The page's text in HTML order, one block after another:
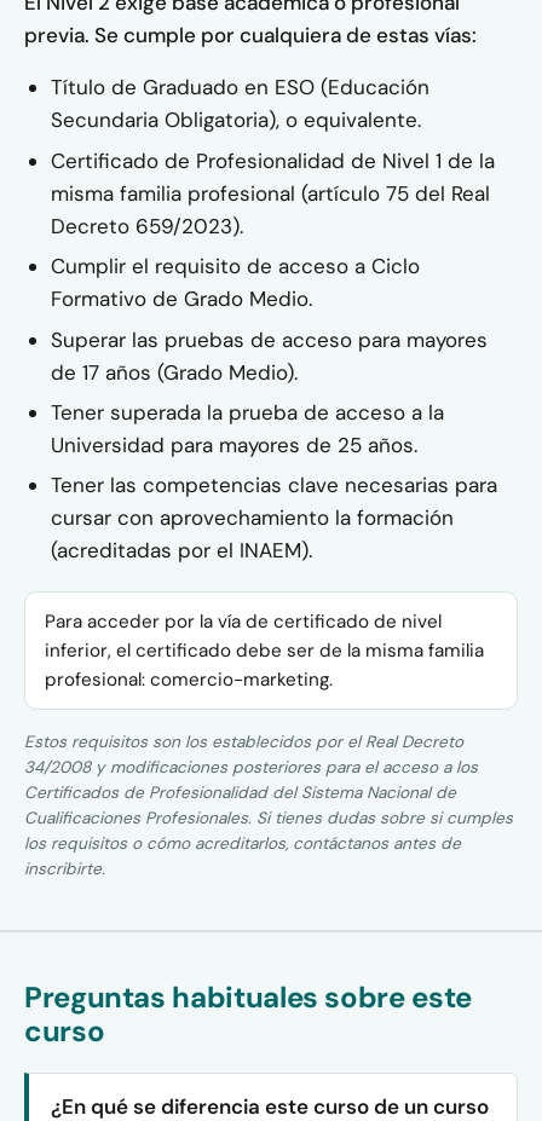
previa. Se cumple por cualquiera de estas vías:
Título de Graduado en ESO (Educación
Secundaria Obligatoria), o equivalente.
Certificado de Profesionalidad de Nivel 1 de la
misma familia profesional (artículo 75 del Real
Decreto 659/2023).
Cumplir el requisito de acceso a Ciclo
Formativo de Grado Medio.
Superar las pruebas de acceso para mayores
de 17 años (Grado Medio).
Tener superada la prueba de acceso a la
Universidad para mayores de 25 años.
Tener las competencias clave necesarias para
cursar con aprovechamiento la formación
(acreditadas por el INAEM).
Para acceder por la vía de certificado de nivel
inferior, el certificado debe ser de la misma familia
profesional: comercio-marketing.
Estos requisitos son los establecidos por el Real Decreto
34/2008 y modificaciones posteriores para el acceso a los
Certificados de Profesionalidad del Sistema Nacional de
Cualificaciones Profesionales. Si tienes dudas sobre si cumples
los requisitos o cómo acreditarlos, contáctanos antes de
inscribirte.
Preguntas habituales sobre este
curso
¿En qué se diferencia este curso de un curso